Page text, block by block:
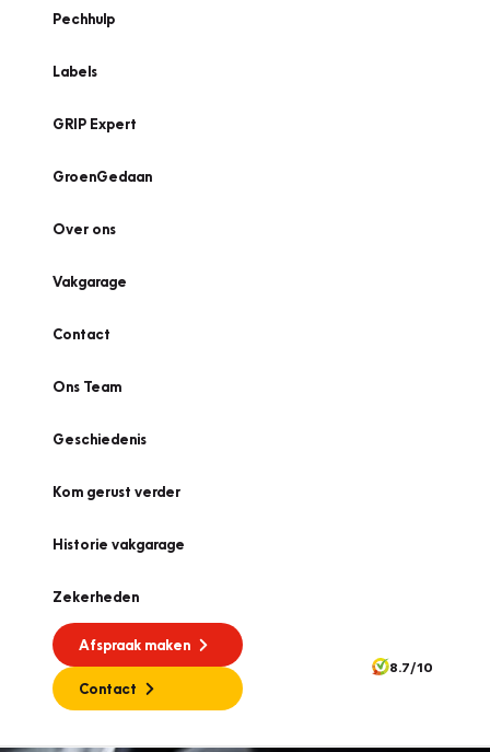
Pechhulp
Labels
GRIP Expert
GroenGedaan
Over ons
Vakgarage
Contact
Ons Team
Geschiedenis
Kom gerust verder
Historie vakgarage
Zekerheden
Afspraak maken
Contact
8.7/10